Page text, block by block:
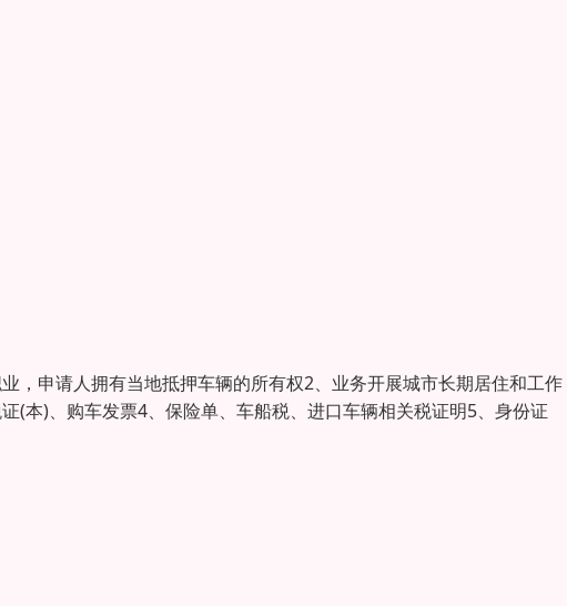
，申请人拥有当地抵押车辆的所有权2、业务开展城市长期居住和工作
(本)、购车发票4、保险单、车船税、进口车辆相关税证明5、身份证